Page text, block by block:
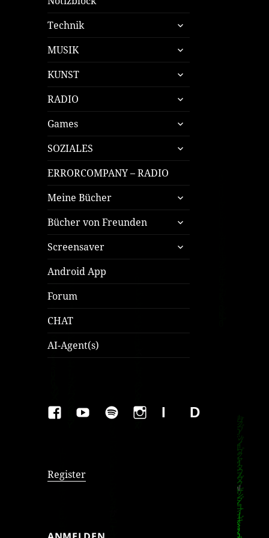
Technik
untermenü
öffnen
MUSIK
untermenü
öffnen
KUNST
untermenü
öffnen
RADIO
untermenü
öffnen
Games
untermenü
öffnen
SOZIALES
untermenü
öffnen
ERRORCOMPANY – RADIO
Meine Bücher
untermenü
öffnen
Bücher von Freunden
untermenü
öffnen
Screensaver
untermenü
öffnen
Android App
Forum
CHAT
AI-Agent(s)
FAKEBOOK
YOUTUBESPOTIFYINSTAGRAM
IMPRESSUM
Register